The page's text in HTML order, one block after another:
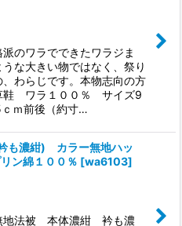
のワラでできたワラジま
な大きい物ではなく、祭り
、わらじです。本物志向の方
鞋 ワラ１００％ サイズ9
ｍ前後（約寸…
も濃紺) カラー無地ハッ
ン綿１００％ [wa6103]
地法被 本体濃紺 衿も濃